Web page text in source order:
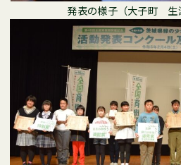
発表の様子（大子町 生